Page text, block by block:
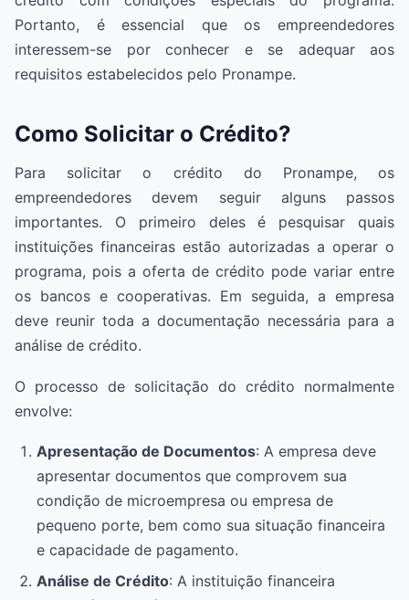
Portanto, é essencial que os empreendedores
interessem-se por conhecer e se adequar aos
requisitos estabelecidos pelo Pronampe.
Como Solicitar o Crédito?
Para solicitar o crédito do Pronampe, os
empreendedores devem seguir alguns passos
importantes. O primeiro deles é pesquisar quais
instituições financeiras estão autorizadas a operar o
programa, pois a oferta de crédito pode variar entre
os bancos e cooperativas. Em seguida, a empresa
deve reunir toda a documentação necessária para a
análise de crédito.
O processo de solicitação do crédito normalmente
envolve:
Apresentação de Documentos: A empresa deve
apresentar documentos que comprovem sua
condição de microempresa ou empresa de
pequeno porte, bem como sua situação financeira
e capacidade de pagamento.
Análise de Crédito: A instituição financeira